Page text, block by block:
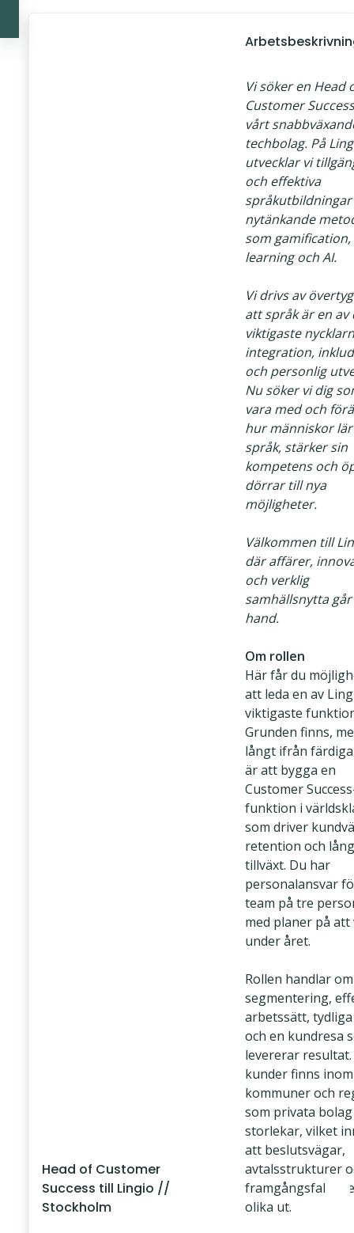
Head of Customer
Success till Lingio //
Stockholm
Vi söker en Head
Customer
vårt
techbolag. På
utvecklar vi
och effektiva
nytänkande
som
learning och AI.
Vi drivs av
att språk är en av
viktigaste
integration,
och personlig
Nu söker vi dig
vara med och
hur människor
språk, stärker sin
kompetens och
dörrar till nya
möjligheter.
Välkommen till
där affärer,
och verklig
samhällsnytta
hand.
Om rollen
Här får du
att leda en av
viktigaste
Grunden finns,
långt ifrån
är att bygga en
Customer
funktion i
som driver
retention och
tillväxt. Du har
personalansvar
team på tre
med planer på att
under året.
Rollen handlar
segmentering,
arbetssätt, tydliga
och en kundresa
levererar resultat.
kunder finns
kommuner och
som privata
storlekar, vilket
att beslutsvägar,
avtalsstrukturer
olika ut.